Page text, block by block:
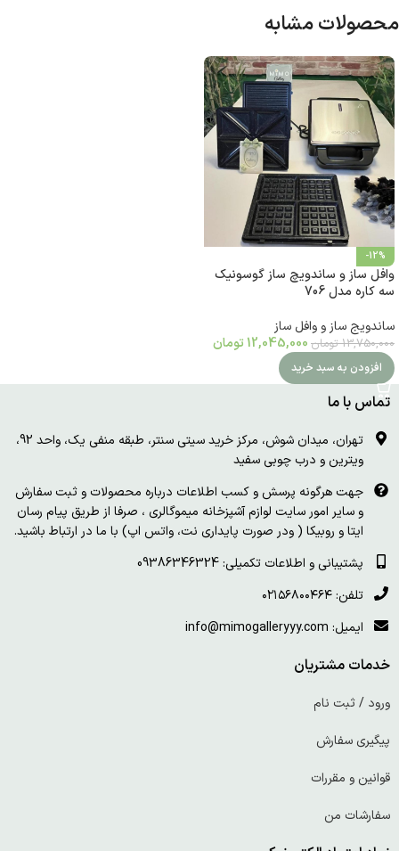
محصولات مشابه
-12%
وافل ساز و ساندویچ ساز گوسونیک
سه کاره مدل 706
ساندویج ساز و وافل ساز
13,750,000 تومان 12,045,000 تومان
افزودن به سبد خرید
تماس با ما
تهران، میدان شوش، مرکز خرید سیتی سنتر، طبقه منفی یک، واحد 92،
ویترین و درب چوبی سفید
جهت هرگونه پرسش و کسب اطلاعات درباره محصولات و ثبت سفارش
و سایر امور سایت لوازم آشپزخانه میموگالری ، صرفا از طریق پیام رسان
ایتا و روبیکا ( ودر صورت پایداری نت، واتس اپ) با ما در ارتباط باشید.
پشتیبانی و اطلاعات تکمیلی: 09386346324
تلفن: ۰۲۱۵۶۸۰۰۴۶۴
ایمیل: info@mimogalleryyy.com
خدمات مشتریان
ورود / ثبت نام
پیگیری سفارش
قوانین و مقررات
سفارشات من